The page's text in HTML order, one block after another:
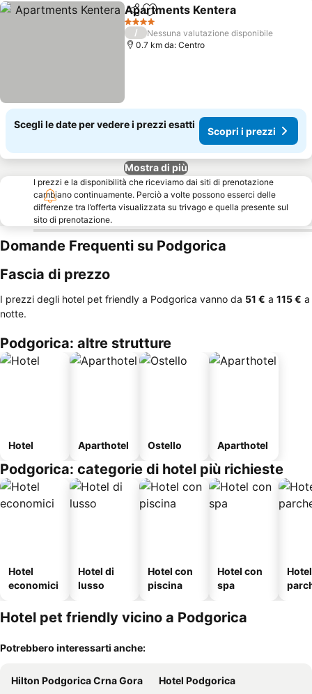
CondividiAggiungi ai preferiti
Apartments Kentera
4 Stelle
/
Nessuna valutazione disponibile
0.7 km da: Centro
Scegli le date per vedere i prezzi esatti
Scopri i prezzi
Mostra di più
I prezzi e la disponibilità che riceviamo dai siti di prenotazione
cambiano continuamente. Perciò a volte possono esserci delle
differenze tra l’offerta visualizzata su trivago e quella presente sul
sito di prenotazione.
Domande Frequenti su Podgorica
Fascia di prezzo
I prezzi degli hotel pet friendly a Podgorica vanno da ‎51 € a ‎115 € a
notte.
Podgorica: altre strutture
Hotel Aparthotel Ostello Aparthotel
Podgorica: categorie di hotel più richieste
Hotel
economici
Hotel di
lusso
Hotel con
piscina
Hotel con
spa
Hotel pet friendly vicino a Podgorica
Potrebbero interessarti anche:
Hilton Podgorica Crna Gora
Hotel Podgorica